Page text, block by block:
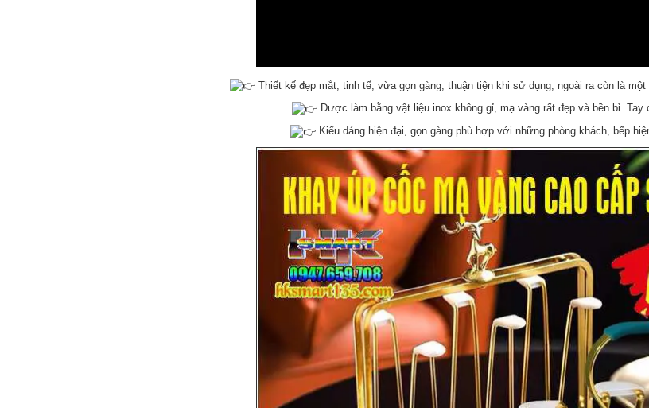
Thiết kế đẹp mắt, tinh tế, vừa gọn gàng, thuận tiện khi sử dụng, ngoài ra còn là
Được làm bằng vật liệu inox không gỉ, mạ vàng rất đẹp và bền bỉ. Tay
Kiểu dáng hiện đại, gọn gàng phù hợp với những phòng khách, bếp